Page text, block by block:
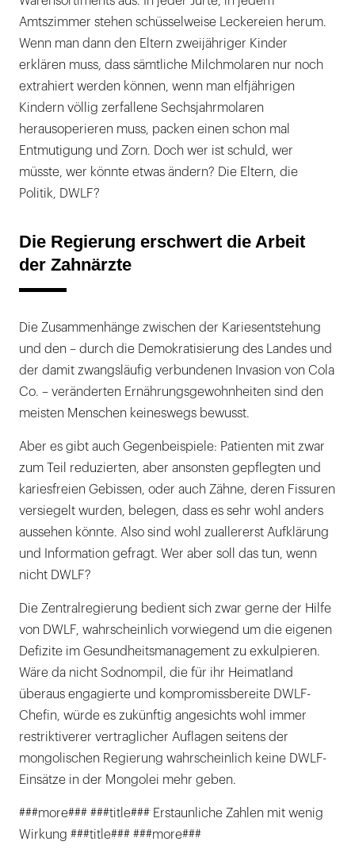
Amtszimmer stehen schüsselweise Leckereien herum.
Wenn man dann den Eltern zweijähriger Kinder
erklären muss, dass sämtliche Milchmolaren nur noch
extrahiert werden können, wenn man elfjährigen
Kindern völlig zerfallene Sechsjahrmolaren
herausoperieren muss, packen einen schon mal
Entmutigung und Zorn. Doch wer ist schuld, wer
müsste, wer könnte etwas ändern? Die Eltern, die
Politik, DWLF?
Die Regierung erschwert die Arbeit
der Zahnärzte
Die Zusammenhänge zwischen der Kariesentstehung
und den – durch die Demokratisierung des Landes und
der damit zwangsläufig verbundenen Invasion von Cola
Co. – veränderten Ernährungsgewohnheiten sind den
meisten Menschen keineswegs bewusst.
Aber es gibt auch Gegenbeispiele: Patienten mit zwar
zum Teil reduzierten, aber ansonsten gepflegten und
kariesfreien Gebissen, oder auch Zähne, deren Fissuren
versiegelt wurden, belegen, dass es sehr wohl anders
aussehen könnte. Also sind wohl zuallererst Aufklärung
und Information gefragt. Wer aber soll das tun, wenn
nicht DWLF?
Die Zentralregierung bedient sich zwar gerne der Hilfe
von DWLF, wahrscheinlich vorwiegend um die eigenen
Defizite im Gesundheitsmanagement zu exkulpieren.
Wäre da nicht Sodnompil, die für ihr Heimatland
überaus engagierte und kompromissbereite DWLF-
Chefin, würde es zukünftig angesichts wohl immer
restriktiverer vertraglicher Auflagen seitens der
mongolischen Regierung wahrscheinlich keine DWLF-
Einsätze in der Mongolei mehr geben.
###more### ###title### Erstaunliche Zahlen mit wenig
Wirkung ###title### ###more###